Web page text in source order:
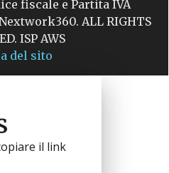
fiscale e Partita IVA
ALL RIGHTS
ISP AWS
del sito
il link